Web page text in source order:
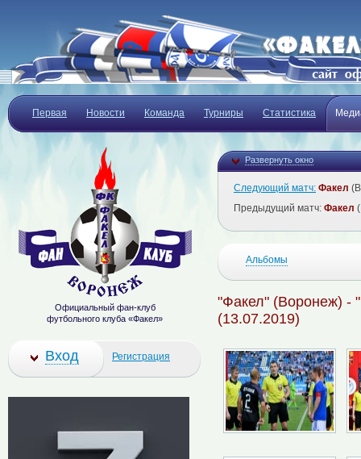
Первая Новости Команда Турниры Статистика
Развернуть окно
Следующий матч: Факел
Предыдущий матч: Факел
Альбомы
"Факел" (Воронеж) -
(13.07.2019)
Официальный фан-клуб
футбольного клуба «Факел»
Вход Регистрация